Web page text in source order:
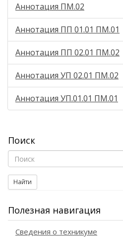
Аннотация ПМ.02
Аннотация ПП 01.01 ПМ.01
Аннотация ПП 02.01 ПМ.02
Аннотация УП 02.01 ПМ.02
Аннотация УП.01.01 ПМ.01
Поиск
Найти
Полезная навигация
Сведения о техникуме